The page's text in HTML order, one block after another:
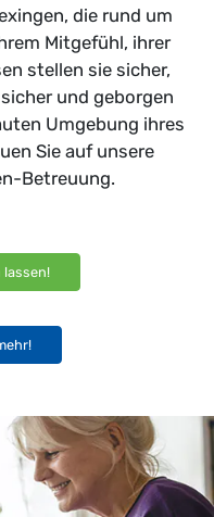
die rund um
Mitgefühl, ihrer
stellen sie sicher,
und geborgen
Umgebung ihres
Sie auf unsere
Betreuung.